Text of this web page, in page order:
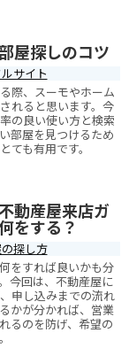
屋探しのコツ
サイト
際、スーモやホーム
れると思います。今
の良い使い方と検索
部屋を見つけるため
ても有用です。
動産屋来店ガ
をする？
探し方
をすれば良いかも分
今回は、不動産屋に
申し込みまでの流れ
かが分かれば、営業
るのを防げ、希望の